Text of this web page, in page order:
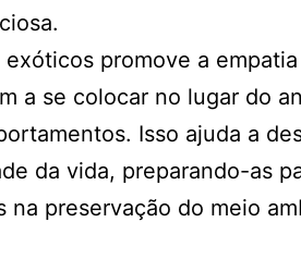
promove a
a se colocar no lugar do
Isso ajuda a
da vida, preparando-as
preservação do meio